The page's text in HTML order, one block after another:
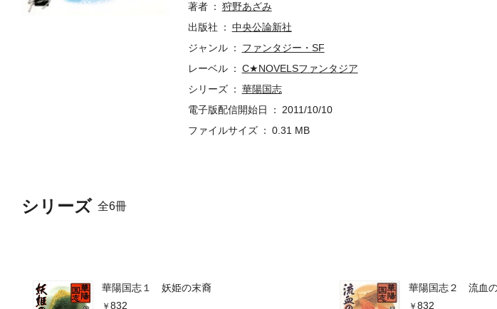
シリーズ 全6冊
華陽国志１ 妖姫の末裔
832
華陽国志２ 流血
832
著者
狩野あざみ
出版社
中央公論新社
ジャンル
ファンタジー・SF
レーベル
C★NOVELSファンタジア
シリーズ
華陽国志
電子版配信開始日
2011/10/10
ファイルサイズ
0.31 MB